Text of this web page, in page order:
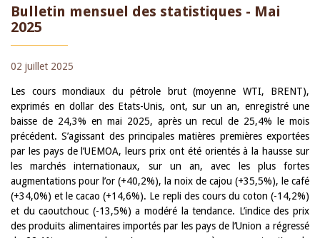
Bulletin mensuel des statistiques - Mai
2025
02 juillet 2025
Les cours mondiaux du pétrole brut (moyenne WTI, BRENT),
exprimés en dollar des Etats-Unis, ont, sur un an, enregistré une
baisse de 24,3% en mai 2025, après un recul de 25,4% le mois
précédent. S’agissant des principales matières premières exportées
par les pays de l’UEMOA, leurs prix ont été orientés à la hausse sur
les marchés internationaux, sur un an, avec les plus fortes
augmentations pour l’or (+40,2%), la noix de cajou (+35,5%), le café
(+34,0%) et le cacao (+14,6%). Le repli des cours du coton (-14,2%)
et du caoutchouc (-13,5%) a modéré la tendance. L’indice des prix
des produits alimentaires importés par les pays de l’Union a régressé